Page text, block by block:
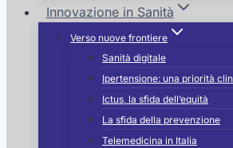
Innovazione in Sanità
Verso nuove frontiere
Sanità digitale
Ipertensione: una priorità
Ictus, la sfida dell’equità
La sfida della prevenzione
Telemedicina in Italia